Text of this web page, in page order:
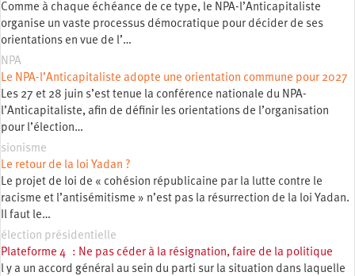
Comme à chaque échéance de ce type, le NPA-l’Anticapitaliste
organise un vaste processus démocratique pour décider de ses
orientations en vue de l’…
NPA
Le NPA-l’Anticapitaliste adopte une orientation commune pour 2027
Les 27 et 28 juin s’est tenue la conférence nationale du NPA-
l’Anticapitaliste, afin de définir les orientations de l’organisation
pour l’élection…
sionisme
Le retour de la loi Yadan ?
Le projet de loi de « cohésion républicaine par la lutte contre le
racisme et l’antisémitisme » n’est pas la résurrection de la loi Yadan.
Il faut le…
élection présidentielle
Plateforme 4 : Ne pas céder à la résignation, faire de la politique
l y a un accord général au sein du parti sur la situation dans laquelle